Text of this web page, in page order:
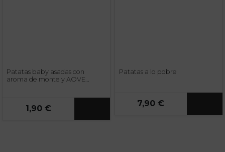
Patatas baby asadas con
aroma de monte y AOVE
1,90 €
Patatas a lo pobre
7,90 €